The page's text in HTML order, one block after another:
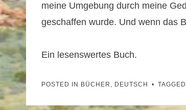
meine Umgebung durch meine
geschaffen wurde. Und wenn das
Ein lesenswertes Buch.
POSTED IN BÜCHER , DEUTSCH TAGGED